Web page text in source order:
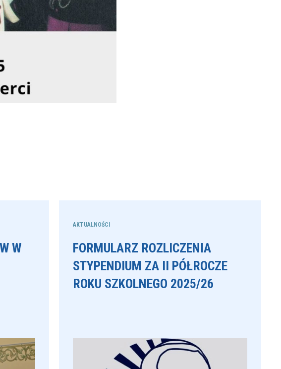
W
AKTUALNOŚCI
FORMULARZ ROZLICZENIA
STYPENDIUM ZA II PÓŁROCZE
ROKU SZKOLNEGO 2025/26